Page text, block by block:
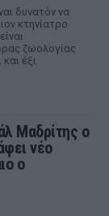
δυνατόν να
κτηνίατρο
ζωολογίας
έξι
Μαδρίτης ο
νέο
ο